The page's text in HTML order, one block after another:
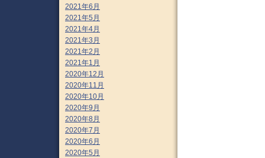
2021年6月
2021年5月
2021年4月
2021年3月
2021年2月
2021年1月
2020年12月
2020年11月
2020年10月
2020年9月
2020年8月
2020年7月
2020年6月
2020年5月